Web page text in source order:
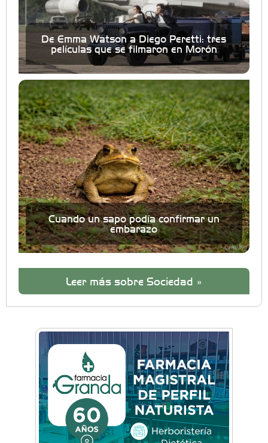
De Emma Watson a Diego Peretti: tres
películas que se filmaron en Morón
Cuando un sapo podía confirmar un
embarazo
Leer más sobre Sociedad »